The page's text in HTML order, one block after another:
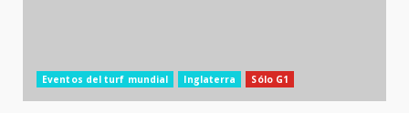
Eventos del turf mundial Inglaterra Sólo G1